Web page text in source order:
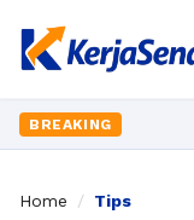
BREAKING
Home / Tips